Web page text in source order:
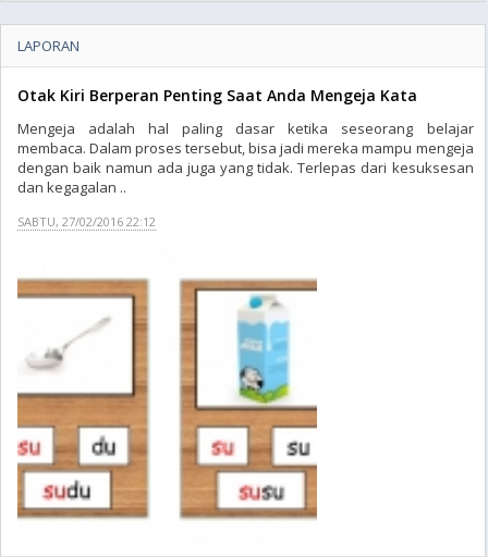
LAPORAN
Otak Kiri Berperan Penting Saat Anda Mengeja Kata
Mengeja adalah hal paling dasar ketika seseorang belajar
membaca. Dalam proses tersebut, bisa jadi mereka mampu mengeja
dengan baik namun ada juga yang tidak. Terlepas dari kesuksesan
dan kegagalan ..
SABTU, 27/02/2016 22:12